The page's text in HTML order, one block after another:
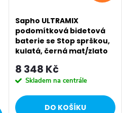
Sapho ULTRAMIX
podomítková bidetová
baterie se Stop sprškou,
kulatá, černá mat/zlato
8 348 Kč
Skladem na centrále
DO KOŠÍKU